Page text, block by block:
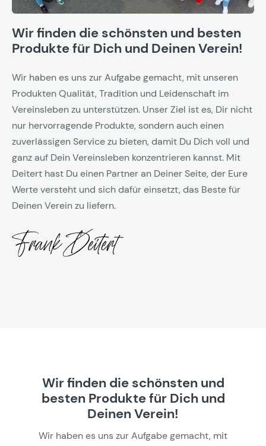
Wir finden die schönsten und besten
Produkte für Dich und Deinen Verein!
Wir haben es uns zur Aufgabe gemacht, mit unseren
Produkten Qualität, Tradition und Leidenschaft im
Vereinsleben zu unterstützen. Unser Ziel ist es, Dir nicht
nur hervorragende Produkte, sondern auch einen
zuverlässigen Service zu bieten, damit Du Dich voll und
ganz auf Dein Vereinsleben konzentrieren kannst. Mit
Deitert hast Du einen Partner an Deiner Seite, der Eure
Werte versteht und sich dafür einsetzt, das Beste für
Deinen Verein zu liefern.
Wir finden die schönsten und
besten Produkte für Dich und
Deinen Verein!
Wir haben es uns zur Aufgabe gemacht, mit